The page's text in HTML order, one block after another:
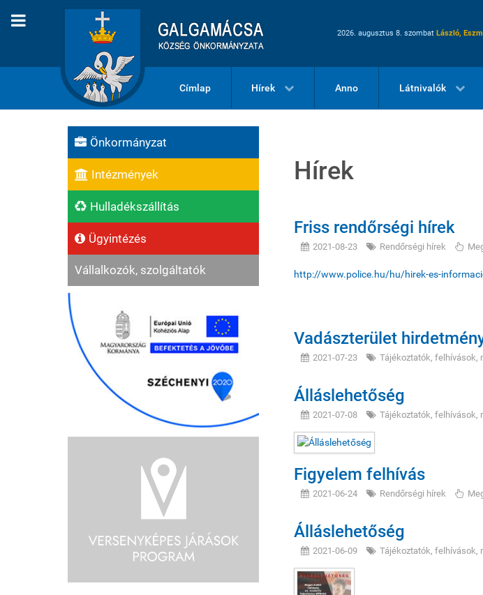
2026. augusztus 8. szombat László,
Címlap Hírek Anno Látnivalók
Önkormányzat
Intézmények
Hulladékszállítás
Ügyintézés
Vállalkozók, szolgáltatók
Hírek
Friss rendőrségi hírek
2021-08-23 Rendőrségi hírek
http://www.police.hu/hu/hirek-es-
Vadászterület
2021-07-23 Tájékoztatók, felhívások,
Álláslehetőség
2021-07-08 Tájékoztatók, felhívások,
Figyelem felhívás
2021-06-24 Rendőrségi hírek
Álláslehetőség
2021-06-09 Tájékoztatók, felhívások,